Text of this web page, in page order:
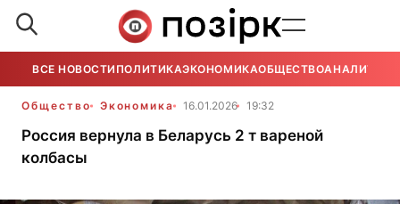
ВСЕ НОВОСТИ ПОЛИТИКАЭКОНОМИКАОБЩЕСТВОАНАЛИТИКА
Общество Экономика 16.01.2026 19:32
Россия вернула в Беларусь 2 т вареной
колбасы